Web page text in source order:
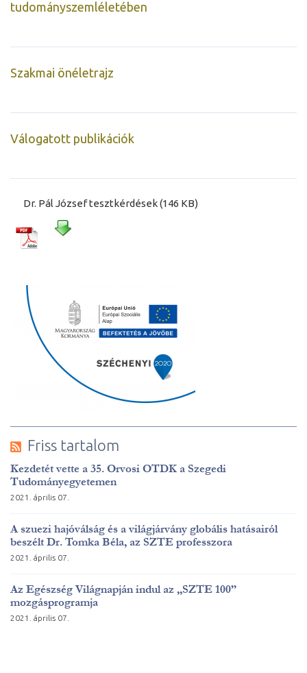
tudományszemléletében
Szakmai önéletrajz
Válogatott publikációk
Dr. Pál József tesztkérdések (146 KB)
Friss tartalom
Kezdetét vette a 35. Orvosi OTDK a Szegedi
Tudományegyetemen
2021. április 07.
A szuezi hajóválság és a világjárvány globális hatásairól
beszélt Dr. Tomka Béla, az SZTE professzora
2021. április 07.
Az Egészség Világnapján indul az „SZTE 100”
mozgásprogramja
2021. április 07.